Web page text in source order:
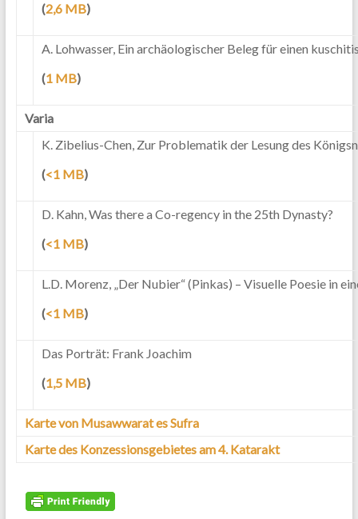
(2,6 MB)
A. Lohwasser, Ein archäologischer Beleg für einen
(1 MB)
Varia
K. Zibelius-Chen, Zur Problematik der Lesung des
(<1 MB)
D. Kahn, Was there a Co-regency in the 25th Dynasty?
(<1 MB)
L.D. Morenz, „Der Nubier“ (Pinkas) – Visuelle Poesie in
(<1 MB)
Das Porträt: Frank Joachim
(1,5 MB)
Karte von Musawwarat es Sufra
Karte des Konzessionsgebietes am 4. Katarakt